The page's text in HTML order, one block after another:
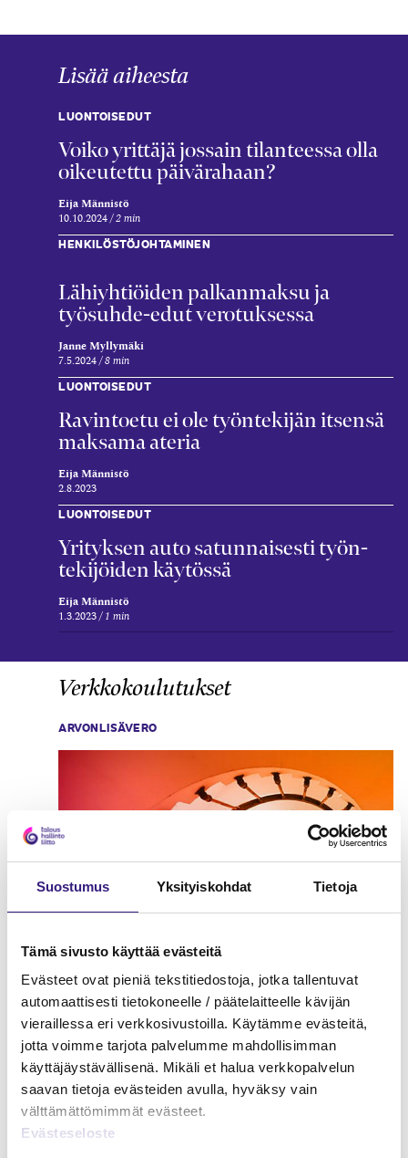
Suostumus Yksityiskohdat Tietoja
Tämä sivusto käyttää evästeitä
Evästeet ovat pieniä tekstitiedostoja, jotka tallentuvat
automaattisesti tietokoneelle / päätelaitteelle kävijän
vieraillessa eri verkkosivustoilla. Käytämme evästeitä,
jotta voimme tarjota palvelumme mahdollisimman
käyttäjäystävällisenä. Mikäli et halua verkkopalvelun
saavan tietoja evästeiden avulla, hyväksy vain
välttämättömimmät evästeet.
Evästeseloste
Lisää aiheesta
LUONTOISEDUT
Voiko yrittäjä jossain tilanteessa olla
oikeutettu päivä­rahaan?
Eija Männistö
10.10.2024 2 min
HENKILÖSTÖJOHTAMINEN
Lähi­yhtiöiden palkan­maksu ja
työsuhde-edut verotuksessa
Janne Myllymäki
7.5.2024 8 min
LUONTOISEDUT
Ravintoetu ei ole työntekijän itsensä
maksama ateria
Eija Männistö
2.8.2023
LUONTOISEDUT
Yrityksen auto satunnaisesti työn­
tekijöiden käytössä
Eija Männistö
1.3.2023 1 min
Verkkokoulutukset
ARVONLISÄVERO
Henkilökunnan huomioiminen –
kirjanpito ja verotus
PALKANLASKENTA